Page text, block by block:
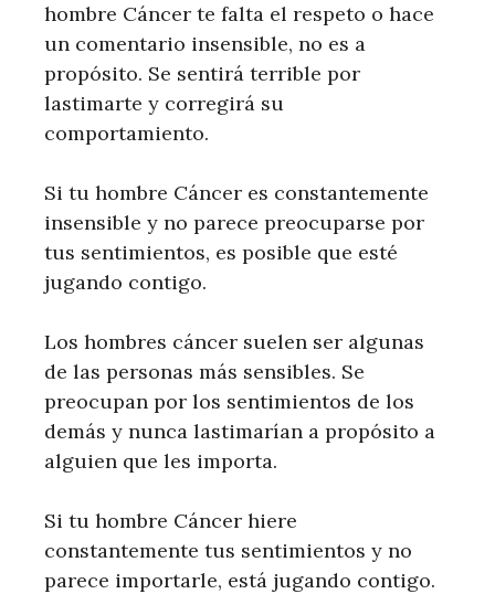
hombre Cáncer te falta el respeto o hace
un comentario insensible, no es a
propósito. Se sentirá terrible por
lastimarte y corregirá su
comportamiento.
Si tu hombre Cáncer es constantemente
insensible y no parece preocuparse por
tus sentimientos, es posible que esté
jugando contigo.
Los hombres cáncer suelen ser algunas
de las personas más sensibles. Se
preocupan por los sentimientos de los
demás y nunca lastimarían a propósito a
alguien que les importa.
Si tu hombre Cáncer hiere
constantemente tus sentimientos y no
parece importarle, está jugando contigo.